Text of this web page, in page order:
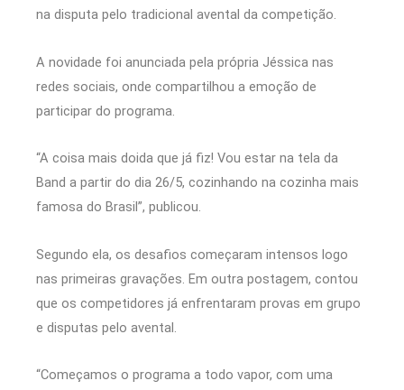
na disputa pelo tradicional avental da competição.
A novidade foi anunciada pela própria Jéssica nas
redes sociais, onde compartilhou a emoção de
participar do programa.
“A coisa mais doida que já fiz! Vou estar na tela da
Band a partir do dia 26/5, cozinhando na cozinha mais
famosa do Brasil”, publicou.
Segundo ela, os desafios começaram intensos logo
nas primeiras gravações. Em outra postagem, contou
que os competidores já enfrentaram provas em grupo
e disputas pelo avental.
“Começamos o programa a todo vapor, com uma